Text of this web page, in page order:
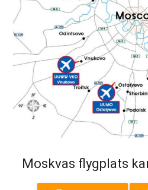
Moskvas flygplats